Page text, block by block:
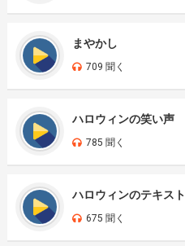
まやかし
709 聞く
ハロウィンの笑い声
785 聞く
ハロウィンのテキスト
675 聞く